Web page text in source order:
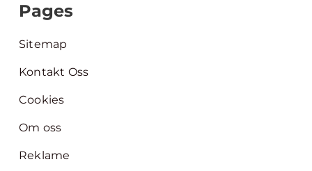
Pages
Sitemap
Kontakt Oss
Cookies
Om oss
Reklame